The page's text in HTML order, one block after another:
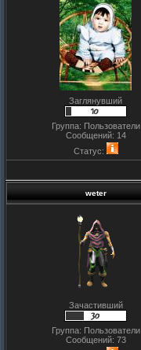
Заглянувший
Группа: Пользователи
Сообщений: 14
Статус:
weter
Зачастивший
Группа: Пользователи
Сообщений: 73